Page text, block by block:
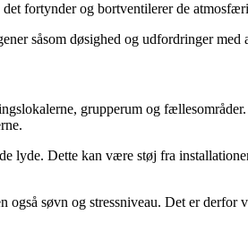
fortynder og bortventilerer de
såsom døsighed og udfordringer med
grupperum og
lyde. Dette kan være støj fra
søvn og stressniveau. Det er